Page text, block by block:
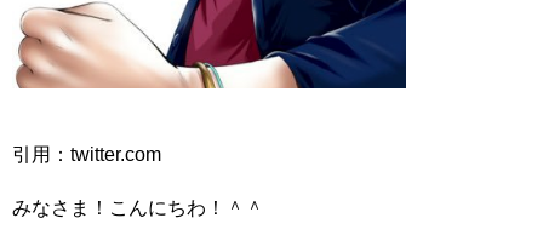
引用：twitter.com
みなさま！こんにちわ！＾＾